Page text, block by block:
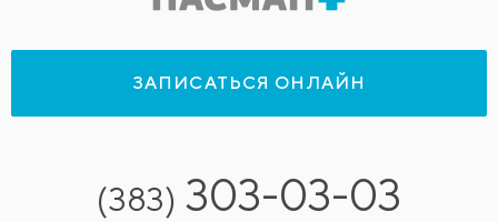
ЗАПИСАТЬСЯ ОНЛАЙН
(383) 303-03-03